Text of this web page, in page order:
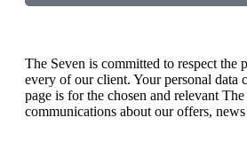
The Seven is committed to respect the
every of our client. Your personal data
page is for the chosen and relevant
communications about our offers, news